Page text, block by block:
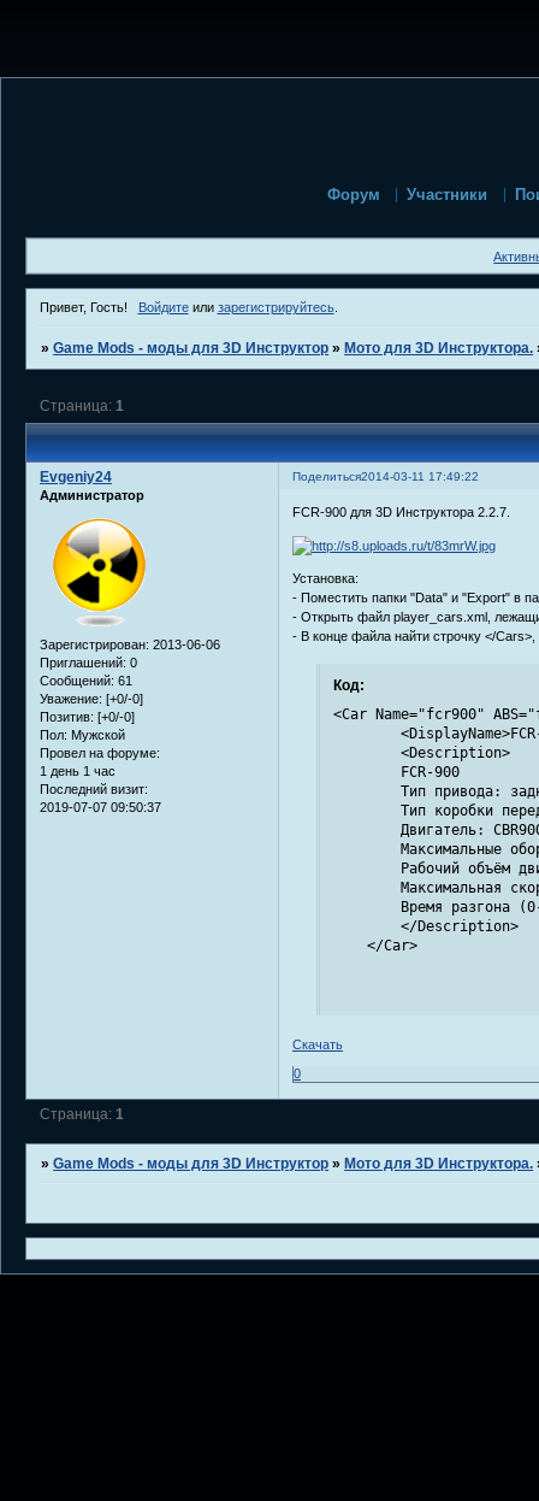
Форум Участники
Привет, Гость! Войдитеили зарегистрируйтесь.
»Game Mods - моды для 3D Инструктор » Мото для 3D Инструктора.
Страница: 1
Поделиться2014-03-11 17:49:22
Evgeniy24
Администратор
Зарегистрирован: 2013-06-06
Приглашений: 0
Сообщений: 61
Уважение: [+0/-0]
Позитив: [+0/-0]
Пол: Мужской
Провел на форуме:
1 день 1 час
Последний визит:
2019-07-07 09:50:37
FCR-900 для 3D Инструктора 2.2.7.
Установка:
- Поместить папки "Data" и "Export" в
- Открыть файл player_cars.xml,
- В конце файла найти строчку </
Код:
<Car Name="fcr900"
        <Description>
        FCR-900
Тип привода:
Тип коробки
Двигатель:
Максимальные
Рабочий объём
Максимальная
Время разгона
        </Description>
    </Car>
Скачать
0
Страница: 1
»Game Mods - моды для 3D Инструктор » Мото для 3D Инструктора.